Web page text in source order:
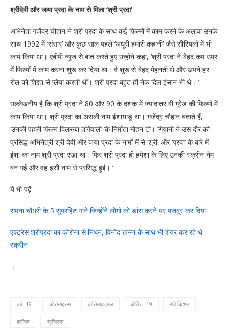
श्रीदेवी और जया प्रदा के नाम से मिला ‘श्री प्रदा’
अभिनेता गजेंद्र चौहान ने श्री प्रदा के साथ कई फिल्मों में काम करने के अलावा उनके
साथ 1992 में ‘संसार’ और कुछ साल पहले ‘अधूरी हमारी कहानी’ जैसे सीरियलों में भी
काम किया था। एबीपी न्यूज से बात करते हुए उन्होंने कहा, ‘श्री प्रदा ने बेहद कम उम्र
में फिल्मों में काम करना शुरू कर दिया था। वे शुरू से बेहद मेहनती थे और अपने हर
रोल को शिद्दत से प्लेया करती थीं। श्री प्रदा बहुत ही नेक दिल इंसान भी थे। ‘
उल्लेखनीय है कि श्री प्रदा ने 80 और 90 के दशक में ज्यादातर बी ग्रेड की फिल्मों में
काम किया था। श्री प्रदा का असली नाम ईशायाडू था। गजेंद्र चौहान बताते हैं,
‘उनकी पहली फिल्म’ दिलरुबा तांगेवाली ‘के निर्माता मोहन टी। गियानी ने उस दौर की
प्रसिद्ध अभिनेत्री श्री देवी और जया प्रदा के नामों में से ‘श्री’ और ‘प्रदा’ के बारे में
ईशा का नाम श्री प्रदा रखा था। फिर श्री प्रदा ही हमेशा के लिए उनकी स्क्रीन नेम
बन गई और वह इसी नाम से प्रसिद्ध हुईं। ‘
ये भी पढ़ें-
सपना चौधरी के 5 सुपरहिट गाने जिन्होंने लोगों को डांस करने पर मजबूर कर दिया
एक्ट्रेस श्रीप्रदा का कोरोना से निधन, विनोद खन्ना के साथ भी शेयर कर रहे थे
स्क्रीन
।
को -19 कोरोनाइरस कोरोनावाइरस कोविड -19 रवि किशन
श्रीपद श्रीप्रदा